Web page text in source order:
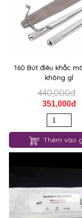
160 Bút điêu khắc
không gỉ
440,000đ
351,000đ
Thêm vào